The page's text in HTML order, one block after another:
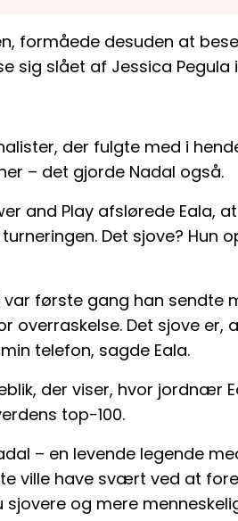
formåede desuden at
sig slået af Jessica Pegula
der fulgte med i
– det gjorde Nadal også.
and Play afslørede Eala,
Det sjove? Hun
første gang han sendte
overraskelse. Det sjove er,
telefon, sagde Eala.
der viser, hvor jordnær
top-100.
– en levende legende
ville have svært ved at
og mere